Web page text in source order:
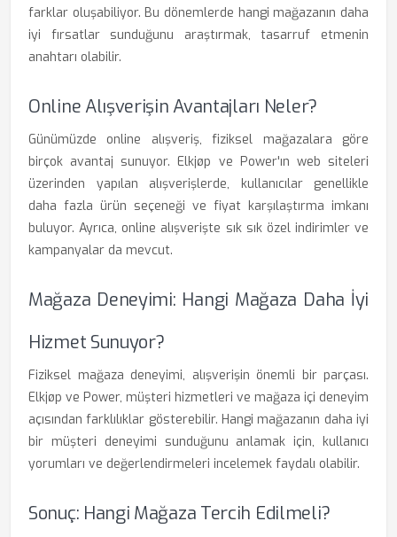
farklar oluşabiliyor. Bu dönemlerde hangi mağazanın daha
iyi fırsatlar sunduğunu araştırmak, tasarruf etmenin
anahtarı olabilir.
Online Alışverişin Avantajları Neler?
Günümüzde online alışveriş, fiziksel mağazalara göre
birçok avantaj sunuyor. Elkjøp ve Power'ın web siteleri
üzerinden yapılan alışverişlerde, kullanıcılar genellikle
daha fazla ürün seçeneği ve fiyat karşılaştırma imkanı
buluyor. Ayrıca, online alışverişte sık sık özel indirimler ve
kampanyalar da mevcut.
Mağaza Deneyimi: Hangi Mağaza Daha İyi
Hizmet Sunuyor?
Fiziksel mağaza deneyimi, alışverişin önemli bir parçası.
Elkjøp ve Power, müşteri hizmetleri ve mağaza içi deneyim
açısından farklılıklar gösterebilir. Hangi mağazanın daha iyi
bir müşteri deneyimi sunduğunu anlamak için, kullanıcı
yorumları ve değerlendirmeleri incelemek faydalı olabilir.
Sonuç: Hangi Mağaza Tercih Edilmeli?